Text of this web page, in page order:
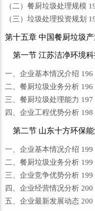
（二）餐厨垃圾处理规模
（三）垃圾处理投资规划
第十五章 中国餐厨垃圾
第一节 江苏洁净环境
一、企业基本情况介绍 196
二、餐厨垃圾业务分析 196
三、餐厨垃圾处理能力 197
四、企业工程优势分析 198
第二节 山东十方环保
一、企业基本情况介绍 199
二、餐厨垃圾业务分析 199
三、企业竞争优势分析 199
四、企业经营情况分析 200
五、企业最新发展动态 200